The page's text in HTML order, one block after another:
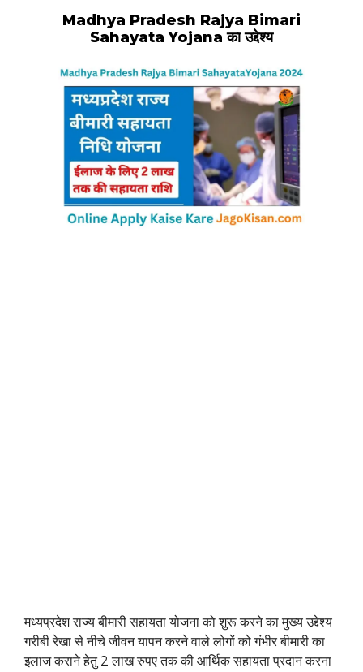
Madhya Pradesh Rajya Bimari
Sahayata Yojana का उद्देश्य
मध्यप्रदेश राज्य बीमारी सहायता योजना को शुरू करने का मुख्य उद्देश्य
गरीबी रेखा से नीचे जीवन यापन करने वाले लोगों को गंभीर बीमारी का
इलाज कराने हेतु 2 लाख रुपए तक की आर्थिक सहायता प्रदान करना